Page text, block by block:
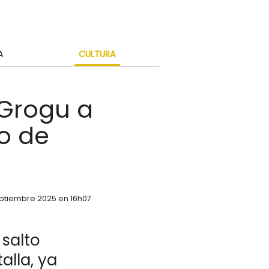
CULTURA
a
de
2025 en 16h07
ya